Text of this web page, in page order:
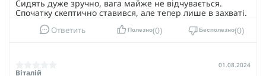
Сидять дуже зручно, вага майже не відчувається.
Спочатку скептично ставився, але тепер лише в захваті.
Ответить Полезно 0 Бесполезно 0
Віталій
01.08.2024